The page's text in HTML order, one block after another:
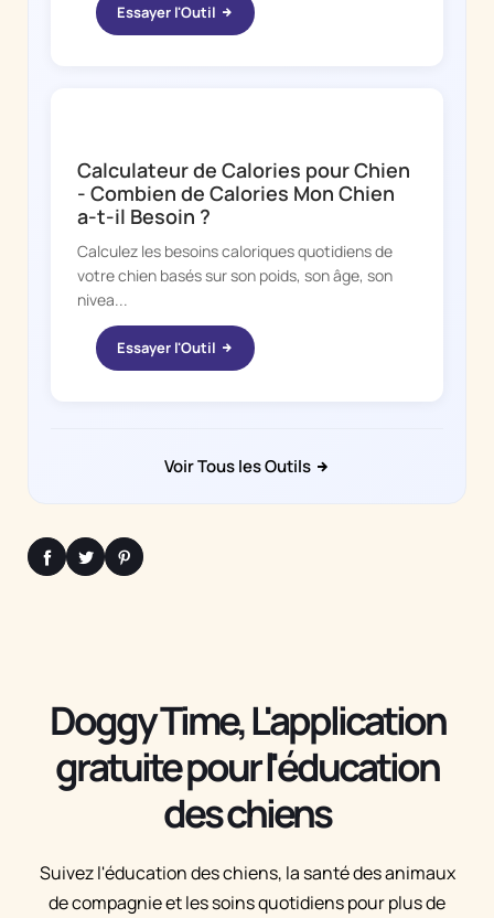
Essayer l'Outil
Calculateur de Calories pour Chien
- Combien de Calories Mon Chien
a-t-il Besoin ?
Calculez les besoins caloriques quotidiens de
votre chien basés sur son poids, son âge, son
nivea...
Essayer l'Outil
Voir Tous les Outils
Doggy Time, L'application
gratuite pour l'éducation
des chiens
Suivez l'éducation des chiens, la santé des animaux
de compagnie et les soins quotidiens pour plus de